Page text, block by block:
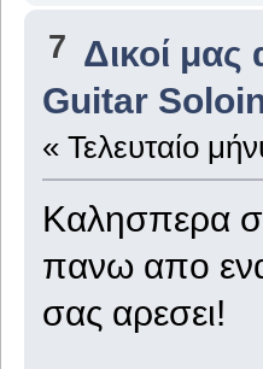
7 Δικοί μας
Guitar
« Τελευταίο
Καλησπερα
πανω απο
σας αρεσει!